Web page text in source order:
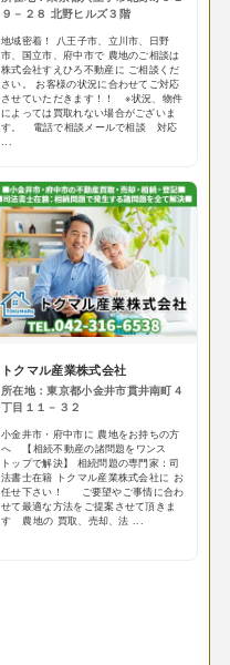
９－２８ 北野ヒルズ３階
地域密着！ 八王子市、立川市、日野
市、国立市、府中市で 農地のご相談は
株式会社すえひろ不動産に ご相談くだ
さい。 お客様の状況に合わせてご対応
させていただきます！！ ※状況、物件
によっては買取れない場合がございま
す。 電話で相談メールで相談 対応
...
トクマル産業株式会社
所在地：東京都小金井市貫井南町４
丁目１１－３２
小金井市・府中市に 農地をお持ちの方
へ 【相続不動産の諸問題をワンス
トップで解決】 相続問題の専門家：司
法書士在籍 トクマル産業株式会社に お
任せ下さい！ ご要望やご事情に合わ
せて最適な方法をご提案させて頂きま
す 農地の 買取、売却、法 ...